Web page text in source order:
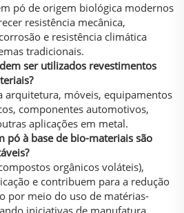
pó de origem biológica modernos
resistência mecânica,
e resistência climática
tradicionais.
ser utilizados revestimentos
arquitetura, móveis, equipamentos
componentes automotivos,
aplicações em metal.
pó à base de bio-materiais são
orgânicos voláteis),
e contribuem para a redução
por meio do uso de matérias-